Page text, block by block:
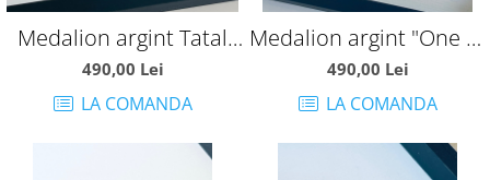
Medalion argint Tatal
Nostru
490,00 Lei
LA COMANDA
Medalion argint "One of
a kind"
490,00 Lei
LA COMANDA